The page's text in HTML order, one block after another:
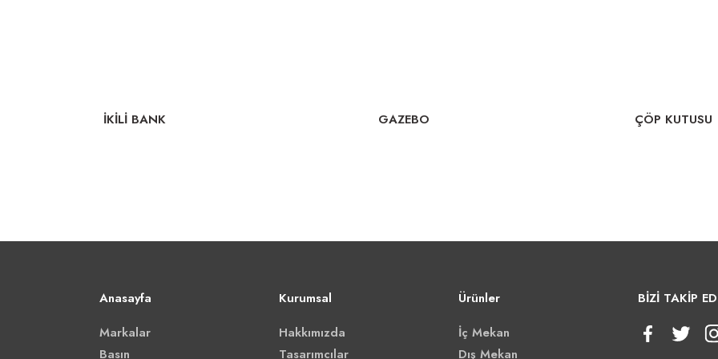
İKİLİ BANK GAZEBO ÇÖP KUTUSU
Anasayfa
Markalar
Basın
Kurumsal
Hakkımızda
Tasarımcılar
Ürünler
İç Mekan
Dış Mekan
BİZİ TAKİP